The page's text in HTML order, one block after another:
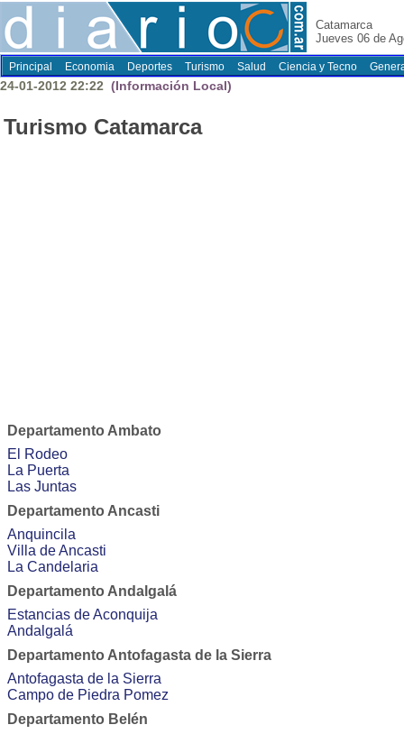
Catamarca
Jueves 06 de
Principal Economia Deportes Turismo Salud Ciencia y Tecno
24-01-2012 22:22 (Información Local)
Turismo Catamarca
Departamento Ambato
El Rodeo
La Puerta
Las Juntas
Departamento Ancasti
Anquincila
Villa de Ancasti
La Candelaria
Departamento Andalgalá
Estancias de Aconquija
Andalgalá
Departamento Antofagasta de la Sierra
Antofagasta de la Sierra
Campo de Piedra Pomez
Departamento Belén